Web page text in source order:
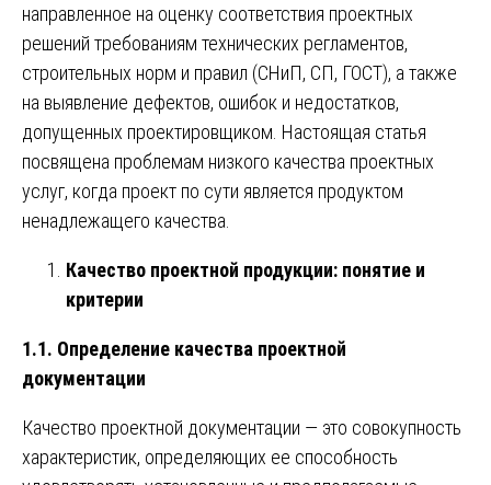
направленное на оценку соответствия проектных
решений требованиям технических регламентов,
строительных норм и правил (СНиП, СП, ГОСТ), а также
на выявление дефектов, ошибок и недостатков,
допущенных проектировщиком. Настоящая статья
посвящена проблемам низкого качества проектных
услуг, когда проект по сути является продуктом
ненадлежащего качества.
Качество проектной продукции: понятие и
критерии
1.1. Определение качества проектной
документации
Качество проектной документации — это совокупность
характеристик, определяющих ее способность